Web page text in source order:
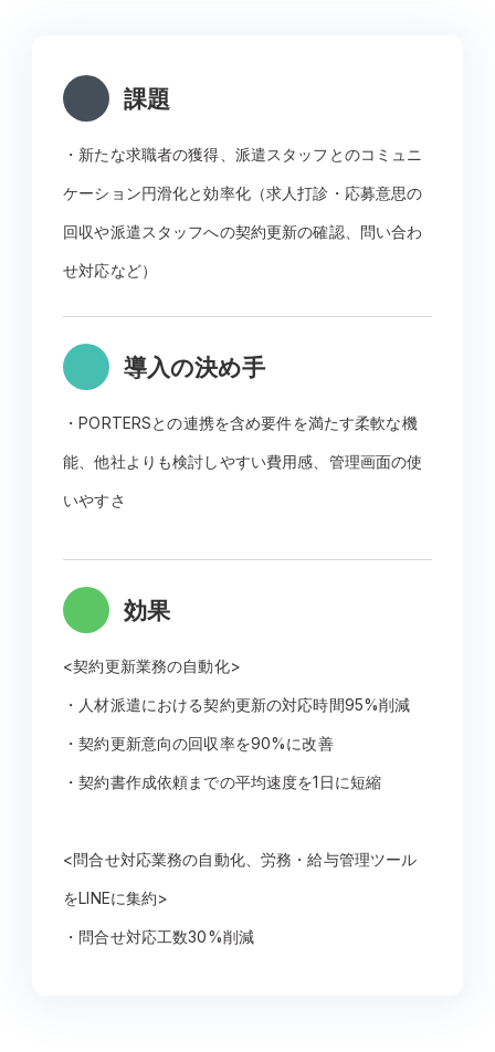
課題
・新たな求職者の獲得、派遣スタッフとのコミュニ
ケーション円滑化と効率化（求人打診・応募意思の
回収や派遣スタッフへの契約更新の確認、問い合わ
せ対応など）
導入の決め手
・PORTERSとの連携を含め要件を満たす柔軟な機
能、他社よりも検討しやすい費用感、管理画面の使
いやすさ
効果
<契約更新業務の自動化>
・人材派遣における契約更新の対応時間95%削減
・契約更新意向の回収率を90%に改善
・契約書作成依頼までの平均速度を1日に短縮
<問合せ対応業務の自動化、労務・給与管理ツール
をLINEに集約>
・問合せ対応工数30%削減